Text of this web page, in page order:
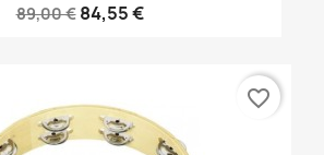
89,00 € 84,55 €
favorite_border